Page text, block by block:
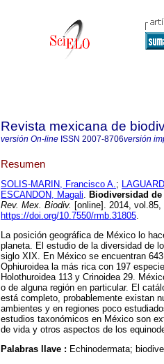
Revista mexicana de
versión On-line ISSN 2007-8706versión
Resumen
SOLIS-MARIN, Francisco A.;
ESCANDON, Magali. Biodiversidad
Rev. Mex. Biodiv. [online]. 2014,
https://doi.org/10.7550/rmb.31805.
La posición geográfica de México lo
planeta. El estudio de la diversidad de
siglo XIX. En México se encuentran
Ophiuroidea la más rica con 197
Holothuroidea 113 y Crinoidea 29.
o de alguna región en particular. El
está completo, probablemente existan
ambientes y en regiones poco
estudios taxonómicos en México son
de vida y otros aspectos de los
Palabras llave : Echinodermata;